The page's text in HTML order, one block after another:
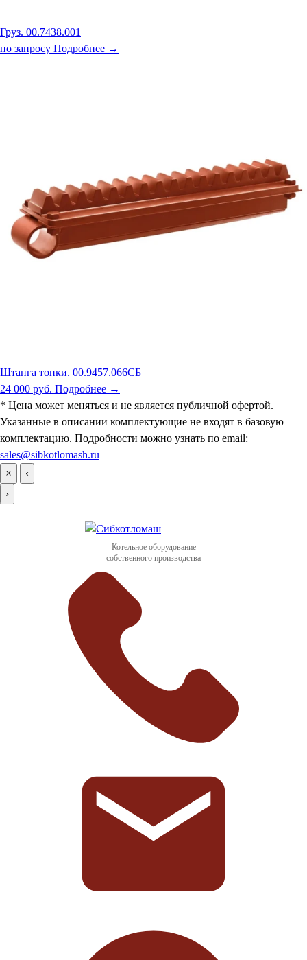
Груз. 00.7438.001
по запросу Подробнее →
Штанга топки. 00.9457.066СБ
24 000 руб. Подробнее →
* Цена может меняться и не является публичной офертой.
Указанные в описании комплектующие не входят в базовую
комплектацию. Подробности можно узнать по email:
sales@sibkotlomash.ru
×
‹
›
Котельное оборудование
собственного производства